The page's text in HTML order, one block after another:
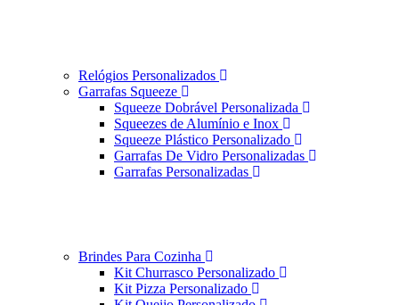
Relógios Personalizados
Garrafas Squeeze
Squeeze Dobrável Personalizada
Squeezes de Alumínio e Inox
Squeeze Plástico Personalizado
Garrafas De Vidro Personalizadas
Garrafas Personalizadas
Brindes Para Cozinha
Kit Churrasco Personalizado
Kit Pizza Personalizado